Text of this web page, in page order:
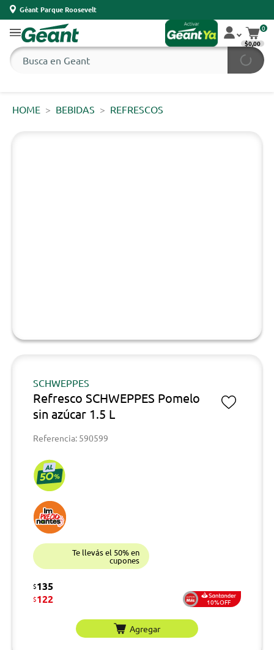
Géant Parque Roosevelt
0
$0,00
HOME BEBIDAS REFRESCOS
SCHWEPPES
Refresco SCHWEPPES Pomelo
sin azúcar 1.5 L
Referencia: 590599
Te llevás el 50% en
cupones
$135
$122 10%OFF
Agregar